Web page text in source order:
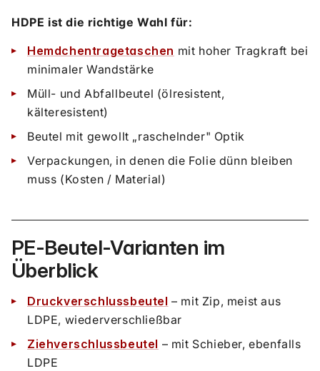
HDPE ist die richtige Wahl für:
Hemdchentragetaschen mit hoher Tragkraft bei
minimaler Wandstärke
Müll- und Abfallbeutel (ölresistent,
kälteresistent)
Beutel mit gewollt „raschelnder" Optik
Verpackungen, in denen die Folie dünn bleiben
muss (Kosten / Material)
PE-Beutel-Varianten im
Überblick
Druckverschlussbeutel – mit Zip, meist aus
LDPE, wiederverschließbar
Ziehverschlussbeutel – mit Schieber, ebenfalls
LDPE